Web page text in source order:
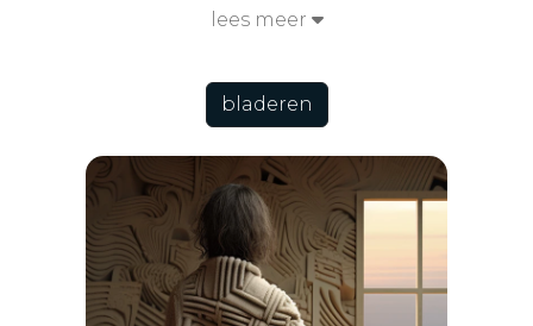
innovatieve patronen en eindeloze
gemaakte look. Klik hier om te verkennen
en begin vandaag nog met ontwerpen!
lees meer
bladeren